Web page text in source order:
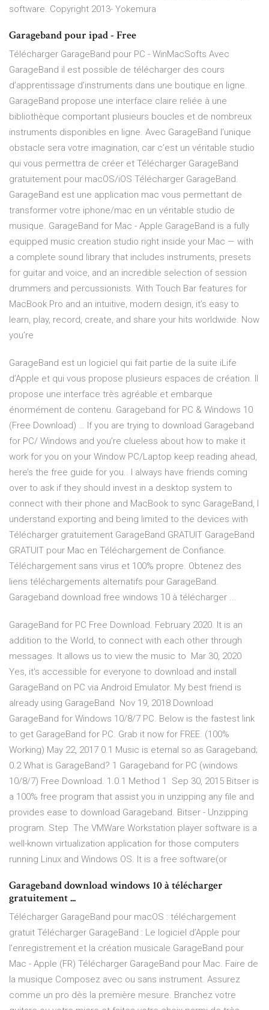
software. Copyright 2013- Yokemura
Garageband pour ipad - Free
Télécharger GarageBand pour PC - WinMacSofts Avec
GarageBand il est possible de télécharger des cours
d’apprentissage d’instruments dans une boutique en ligne.
GarageBand propose une interface claire reliée à une
bibliothèque comportant plusieurs boucles et de nombreux
instruments disponibles en ligne. Avec GarageBand l’unique
obstacle sera votre imagination, car c’est un véritable studio
qui vous permettra de créer et Télécharger GarageBand
gratuitement pour macOS/iOS Télécharger GarageBand.
GarageBand est une application mac vous permettant de
transformer votre iphone/mac en un véritable studio de
musique. GarageBand for Mac - Apple GarageBand is a fully
equipped music creation studio right inside your Mac — with
a complete sound library that includes instruments, presets
for guitar and voice, and an incredible selection of session
drummers and percussionists. With Touch Bar features for
MacBook Pro and an intuitive, modern design, it’s easy to
learn, play, record, create, and share your hits worldwide. Now
you’re
GarageBand est un logiciel qui fait partie de la suite iLife
d’Apple et qui vous propose plusieurs espaces de création. Il
propose une interface très agréable et embarque
énormément de contenu. Garageband for PC & Windows 10
(Free Download) … If you are trying to download Garageband
for PC/ Windows and you’re clueless about how to make it
work for you on your Window PC/Laptop keep reading ahead,
here’s the free guide for you.. I always have friends coming
over to ask if they should invest in a desktop system to
connect with their phone and MacBook to sync GarageBand, I
understand exporting and being limited to the devices with
Télécharger gratuitement GarageBand GRATUIT GarageBand
GRATUIT pour Mac en Téléchargement de Confiance.
Téléchargement sans virus et 100% propre. Obtenez des
liens téléchargements alternatifs pour GarageBand.
Garageband download free windows 10 à télécharger ...
GarageBand for PC Free Download. February 2020. It is an
addition to the World, to connect with each other through
messages. It allows us to view the music to Mar 30, 2020
Yes, it's accessible for everyone to download and install
GarageBand on PC via Android Emulator. My best friend is
already using GarageBand Nov 19, 2018 Download
GarageBand for Windows 10/8/7 PC. Below is the fastest link
to get GarageBand for PC. Grab it now for FREE. (100%
Working) May 22, 2017 0.1 Music is eternal so as Garageband;
0.2 What is GarageBand? 1 Garageband for PC (windows
10/8/7) Free Download. 1.0.1 Method 1 Sep 30, 2015 Bitser is
a 100% free program that assist you in unzipping any file and
provides ease to download Garageband. Bitser - Unzipping
program. Step The VMWare Workstation player software is a
well-known virtualization application for those computers
running Linux and Windows OS. It is a free software(or
Garageband download windows 10 à télécharger
gratuitement ...
Télécharger GarageBand pour macOS : téléchargement
gratuit Télécharger GarageBand : Le logiciel d’Apple pour
l’enregistrement et la création musicale GarageBand pour
Mac - Apple (FR) Télécharger GarageBand pour Mac. Faire de
la musique Composez avec ou sans instrument. Assurez
comme un pro dès la première mesure. Branchez votre